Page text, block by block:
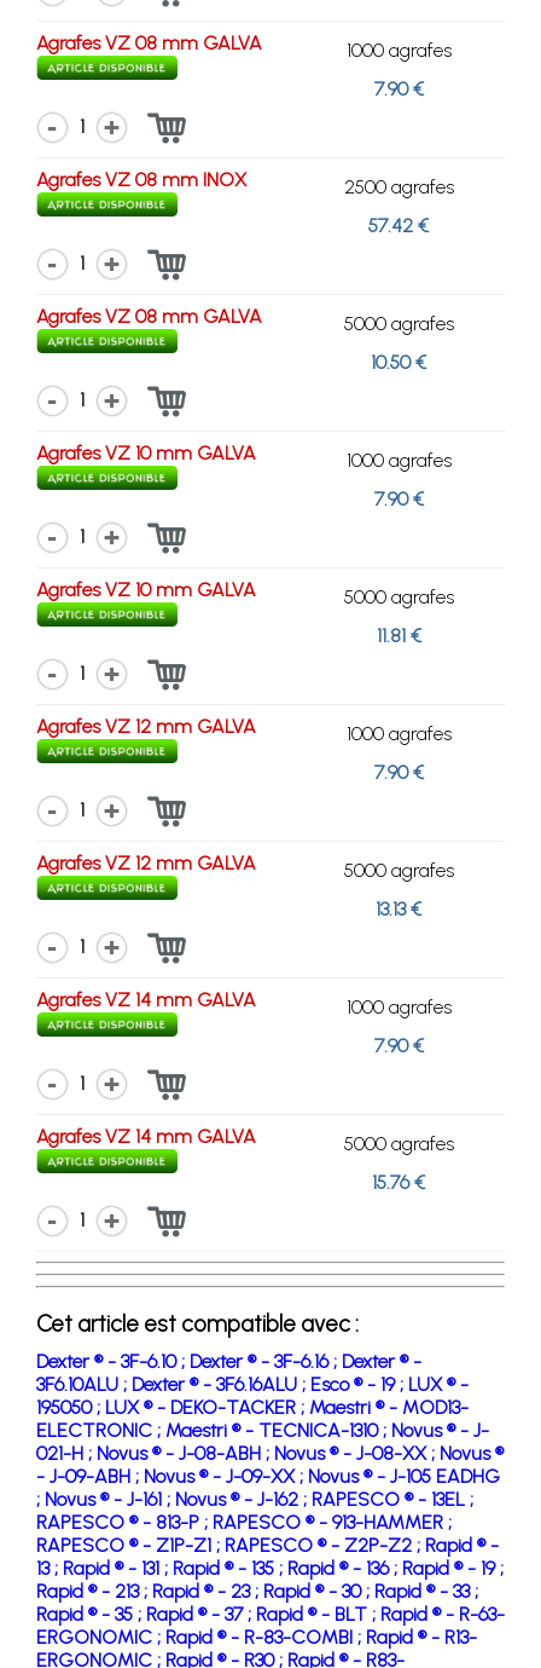
Agrafes VZ 08 mm GALVA
1000 agrafes
7.90 €
1
Agrafes VZ 08 mm INOX
2500 agrafes
57.42 €
1
Agrafes VZ 08 mm GALVA
5000 agrafes
10.50 €
1
Agrafes VZ 10 mm GALVA
1000 agrafes
7.90 €
1
Agrafes VZ 10 mm GALVA
5000 agrafes
11.81 €
1
Agrafes VZ 12 mm GALVA
1000 agrafes
7.90 €
1
Agrafes VZ 12 mm GALVA
5000 agrafes
13.13 €
1
Agrafes VZ 14 mm GALVA
1000 agrafes
7.90 €
1
Agrafes VZ 14 mm GALVA
5000 agrafes
15.76 €
1
Cet article est compatible avec :
Dexter ® - 3F-6.10 ; Dexter ® - 3F-6.16 ; Dexter ® -
3F6.10ALU ; Dexter ® - 3F6.16ALU ; Esco ® - 19 ; LUX ® -
195050 ; LUX ® - DEKO-TACKER ; Maestri ® - MOD13-
ELECTRONIC ; Maestri ® - TECNICA-1310 ; Novus ® - J-
021-H ; Novus ® - J-08-ABH ; Novus ® - J-08-XX ; Novus ®
- J-09-ABH ; Novus ® - J-09-XX ; Novus ® - J-105 EADHG
; Novus ® - J-161 ; Novus ® - J-162 ; RAPESCO ® - 13EL ;
RAPESCO ® - 813-P ; RAPESCO ® - 913-HAMMER ;
RAPESCO ® - Z1P-Z1 ; RAPESCO ® - Z2P-Z2 ; Rapid ® -
13 ; Rapid ® - 131 ; Rapid ® - 135 ; Rapid ® - 136 ; Rapid ® - 19 ;
Rapid ® - 213 ; Rapid ® - 23 ; Rapid ® - 30 ; Rapid ® - 33 ;
Rapid ® - 35 ; Rapid ® - 37 ; Rapid ® - BLT ; Rapid ® - R-63-
ERGONOMIC ; Rapid ® - R-83-COMBI ; Rapid ® - R13-
ERGONOMIC ; Rapid ® - R30 ; Rapid ® - R83-